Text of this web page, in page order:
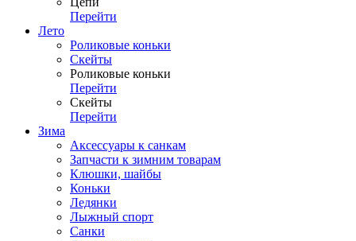
Перейти
Лето
Роликовые коньки
Скейты
Роликовые коньки
Перейти
Скейты
Перейти
Зима
Аксессуары к санкам
Запчасти к зимним товарам
Клюшки, шайбы
Коньки
Ледянки
Лыжный спорт
Санки